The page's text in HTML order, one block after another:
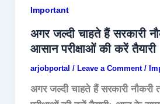
Important
अगर जल्दी चाहते हैं सरकारी
आसान परीक्षाओं की करें तैयारी
arjobportal / Leave a Comment /
अगर जल्दी चाहते हैं सरकारी नौकरी